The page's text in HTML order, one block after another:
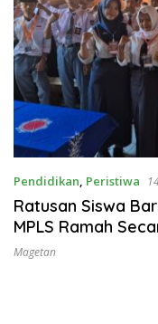
Pendidikan, Peristiwa
Ratusan Siswa
MPLS Ramah
Jatim
Magetan